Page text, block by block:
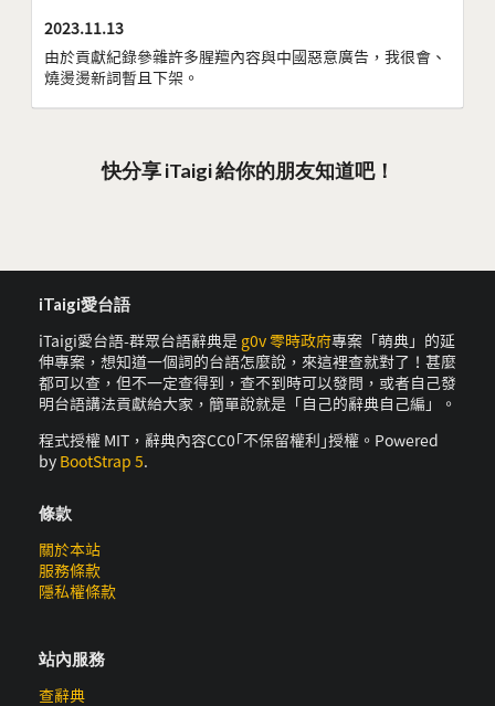
2023.11.13
由於貢獻紀錄參雜許多腥羶內容與中國惡意廣告，我很會、
燒燙燙新詞暫且下架。
快分享 iTaigi 給你的朋友知道吧！
iTaigi愛台語
iTaigi愛台語-群眾台語辭典是 g0v 零時政府專案「萌典」的延
伸專案，想知道一個詞的台語怎麼說，來這裡查就對了！甚麼
都可以查，但不一定查得到，查不到時可以發問，或者自己發
明台語講法貢獻給大家，簡單說就是「自己的辭典自己編」。
程式授權 MIT，辭典內容CC0｢不保留權利｣授權。Powered
by BootStrap 5.
條款
關於本站
服務條款
隱私權條款
站內服務
查辭典